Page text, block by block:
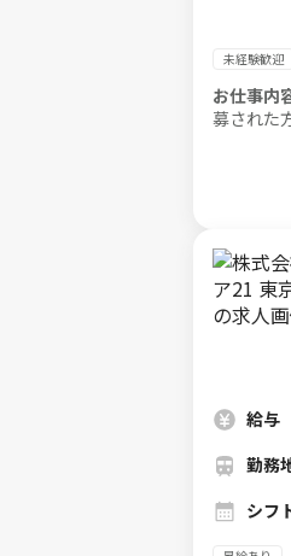
未経験歓迎
お仕事内
募された方とは必ず面接します★
アでの
給与
勤務
シフ